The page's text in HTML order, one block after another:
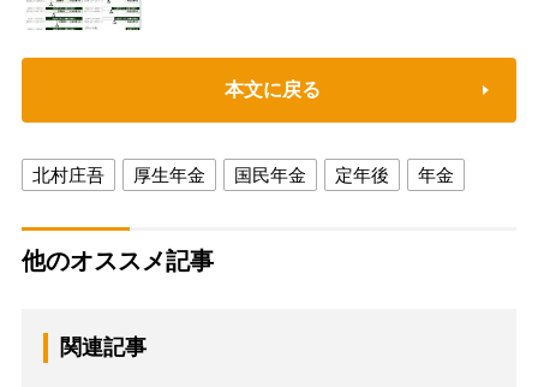
本文に戻る
北村庄吾 厚生年金 国民年金 定年後 年金
他のオススメ記事
関連記事